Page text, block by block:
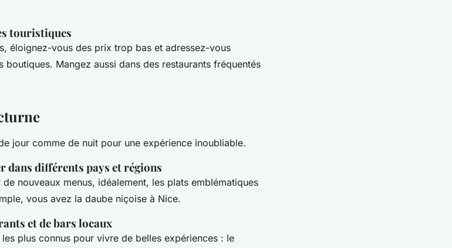
touristiques
éloignez-vous des prix trop bas et adressez-vous
Mangez aussi dans des restaurants fréquentés
jour comme de nuit pour une expérience inoubliable.
dans différents pays et régions
nouveaux menus, idéalement, les plats emblématiques
vous avez la daube niçoise à Nice.
et de bars locaux
plus connus pour vivre de belles expériences : le